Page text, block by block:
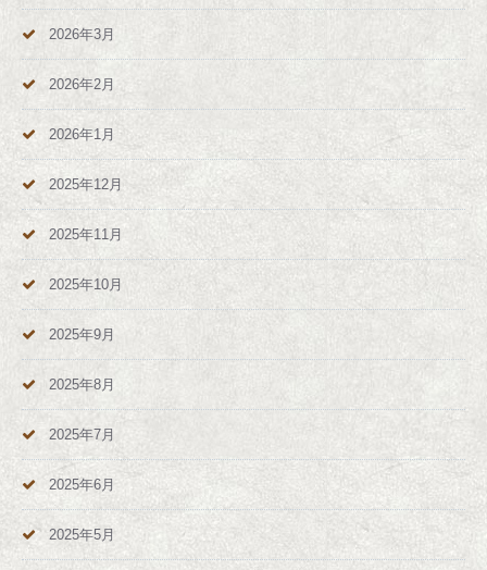
2026年3月
2026年2月
2026年1月
2025年12月
2025年11月
2025年10月
2025年9月
2025年8月
2025年7月
2025年6月
2025年5月